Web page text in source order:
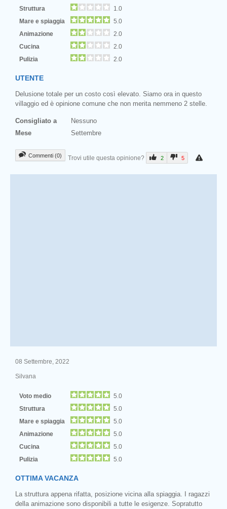
Struttura
1.0
Mare e spiaggia
5.0
Animazione
2.0
Cucina
2.0
Pulizia
2.0
UTENTE
Delusione totale per un costo così elevato. Siamo ora in questo
villaggio ed è opinione comune che non merita nemmeno 2 stelle.
Consigliato a
Nessuno
Mese
Settembre
Commenti (0) Trovi utile questa opinione? 2 5
08 Settembre, 2022
Silvana
Voto medio
5.0
Struttura
5.0
Mare e spiaggia
5.0
Animazione
5.0
Cucina
5.0
Pulizia
5.0
OTTIMA VACANZA
La struttura appena rifatta, posizione vicina alla spiaggia. I ragazzi
della animazione sono disponibili a tutte le esigenze. Sopratutto